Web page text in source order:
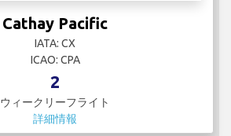
Cathay Pacific
IATA: CX
ICAO: CPA
2
ウィークリーフライト
詳細情報